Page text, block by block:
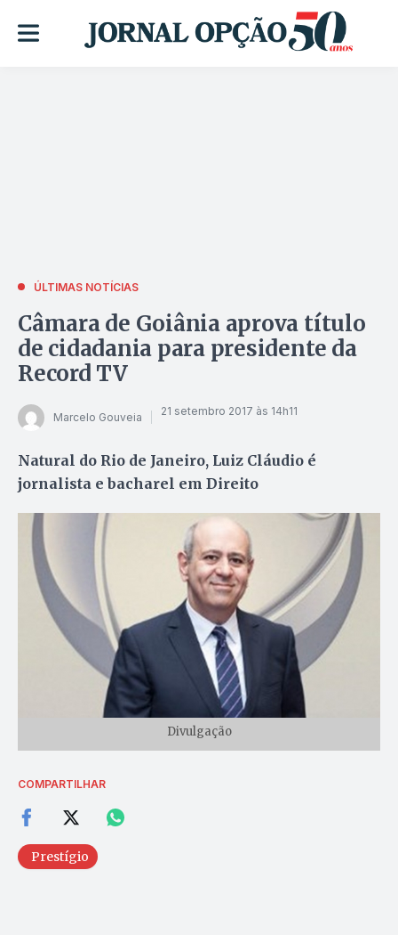
ÚLTIMAS NOTÍCIAS
Câmara de Goiânia aprova título
de cidadania para presidente da
Record TV
Marcelo Gouveia 21 setembro 2017 às 14h11
Natural do Rio de Janeiro, Luiz Cláudio é
jornalista e bacharel em Direito
Divulgação
COMPARTILHAR
Prestígio